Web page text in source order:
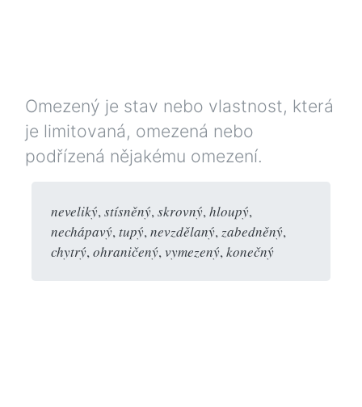
Omezený je stav nebo vlastnost, která
je limitovaná, omezená nebo
podřízená nějakému omezení.
neveliký,stísněný,skrovný,hloupý,
nechápavý,tupý,nevzdělaný,zabedněný,
chytrý,ohraničený,vymezený,konečný